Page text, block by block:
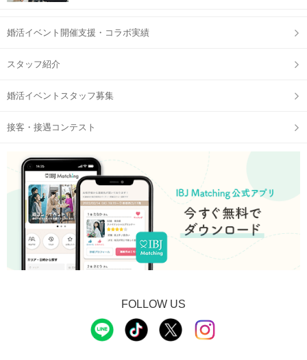
婚活イベント開催支援・コラボ実績
スタッフ紹介
婚活イベントスタッフ募集
接客・接遇コンテスト
FOLLOW US